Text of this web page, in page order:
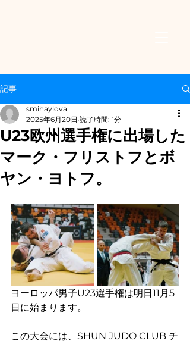
記事
U23欧州選手権に出場した
マーク・フリストフとボ
ヤン・ヨトフ。
smihaylova
2025年6月20日 読了時間: 1分
ヨーロッパ男子U23選手権は明日11月5
日に始まります。
この大会には、SHUN JUDO CLUB チ